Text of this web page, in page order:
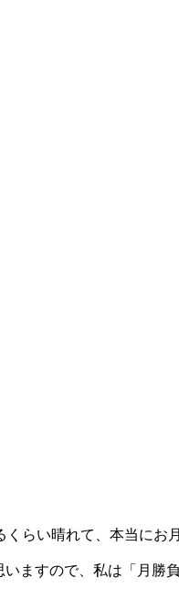
らい晴れて、本当にお
ますので、私は「月勝